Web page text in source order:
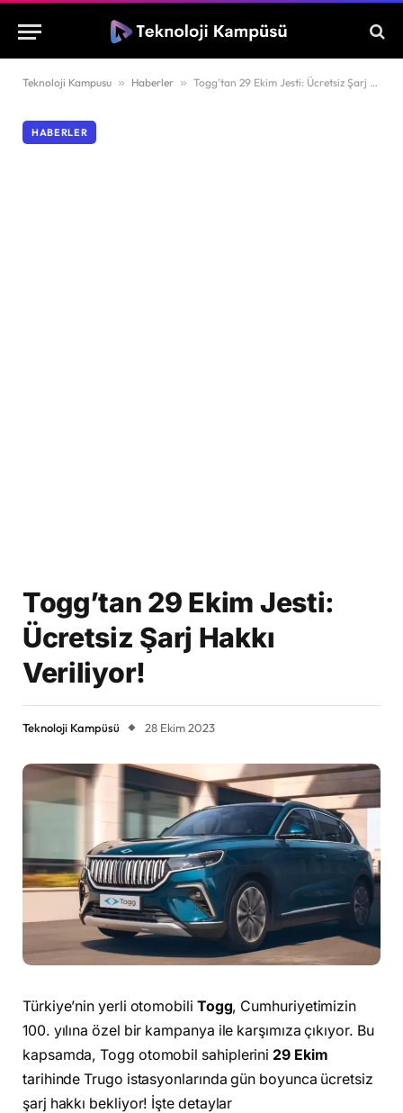
Teknoloji Kampusu » Haberler » Togg’tan 29 Ekim Jesti: Ücretsiz Şarj Hakkı Veriliyor!
HABERLER
Togg’tan 29 Ekim Jesti:
Ücretsiz Şarj Hakkı
Veriliyor!
Teknoloji Kampüsü 28 Ekim 2023
Türkiye’nin yerli otomobili Togg, Cumhuriyetimizin
100. yılına özel bir kampanya ile karşımıza çıkıyor. Bu
kapsamda, Togg otomobil sahiplerini 29 Ekim
tarihinde Trugo istasyonlarında gün boyunca ücretsiz
şarj hakkı bekliyor! İşte detaylar